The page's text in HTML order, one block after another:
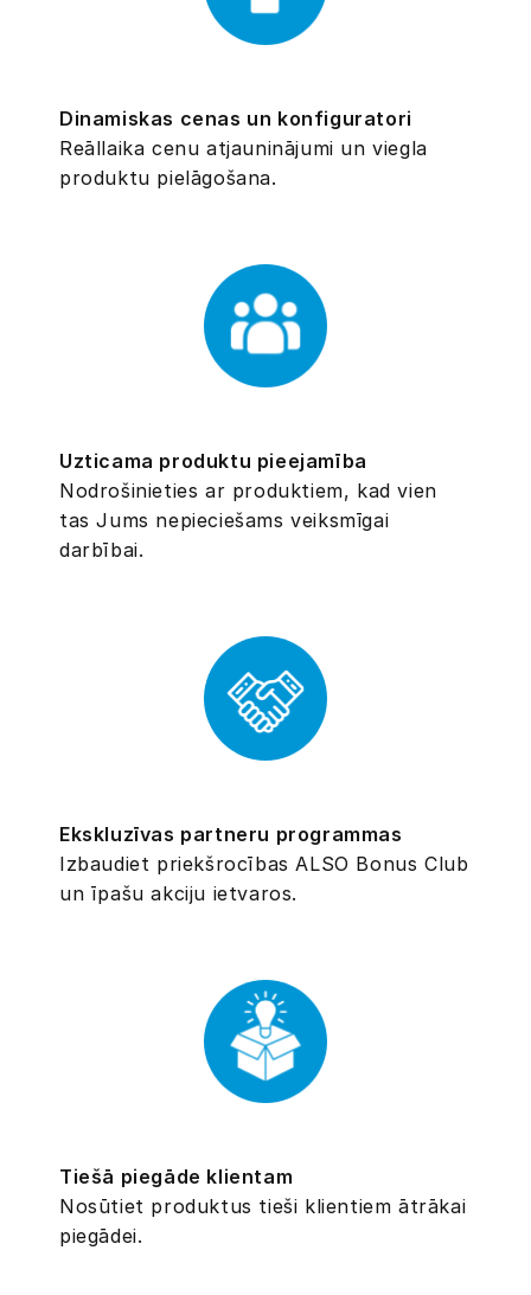
Dinamiskas cenas un konfiguratori
Reāllaika cenu atjauninājumi un viegla
produktu pielāgošana.
Uzticama produktu pieejamība
Nodrošinieties ar produktiem, kad vien
tas Jums nepieciešams veiksmīgai
darbībai.
Ekskluzīvas partneru programmas
Izbaudiet priekšrocības ALSO Bonus Club
un īpašu akciju ietvaros.
Tiešā piegāde klientam
Nosūtiet produktus tieši klientiem ātrākai
piegādei.